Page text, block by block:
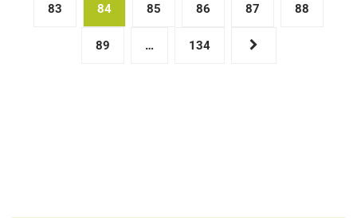
publications
83 84 85 86 87 88
89 … 134